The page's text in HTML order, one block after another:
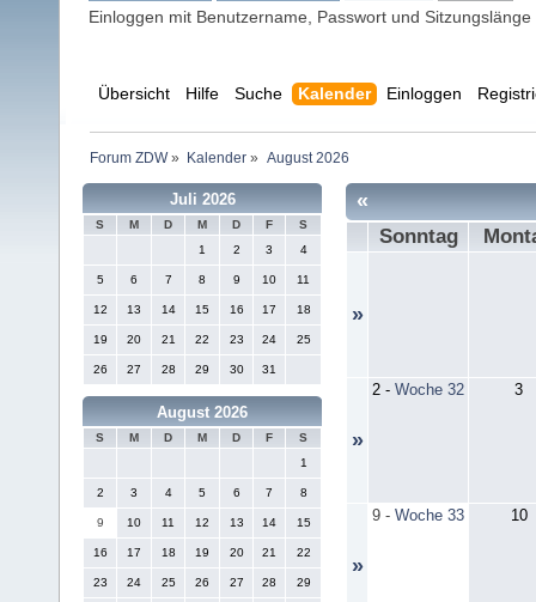
Einloggen mit Benutzername, Passwort und Sitzungslänge
Übersicht Hilfe Suche Kalender Einloggen
Forum ZDW» Kalender » August 2026
Juli 2026
S M D M D F
S
1
2 3 4
5 6 7 8 9 10 11
12 13 14 15 16 17 18
19 20 21 22 23 24 25
26 27 28 29 30 31
August 2026
S M D M D F
S
1
2 3 4 5 6 7 8
9 10 11 12 13 14 15
16 17 18 19 20 21 22
23 24 25 26 27 28 29
«
Sonntag
»
»
2 - Woche 32 3
»
9 - Woche 33 10